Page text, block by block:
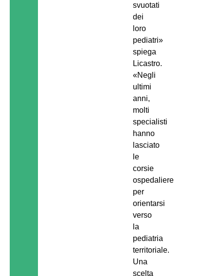
svuotati
dei
loro
pediatri»
spiega
Licastro.
«Negli
ultimi
anni,
molti
specialisti
hanno
lasciato
le
corsie
ospedaliere
per
orientarsi
verso
la
pediatria
territoriale.
Una
scelta